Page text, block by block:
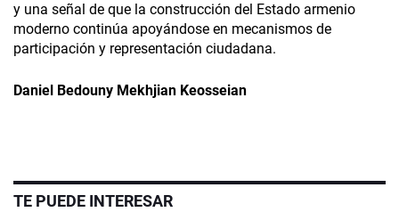
y una señal de que la construcción del Estado armenio
moderno continúa apoyándose en mecanismos de
participación y representación ciudadana.
Daniel Bedouny Mekhjian Keosseian
TE PUEDE INTERESAR